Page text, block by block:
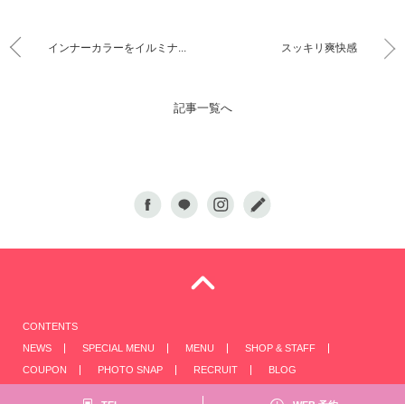
インナーカラーをイルミナ... スッキリ爽快感
記事一覧へ
CONTENTS
NEWS
SPECIAL MENU MENU
SHOP & STAFF
COUPON
PHOTO SNAP RECRUIT BLOG